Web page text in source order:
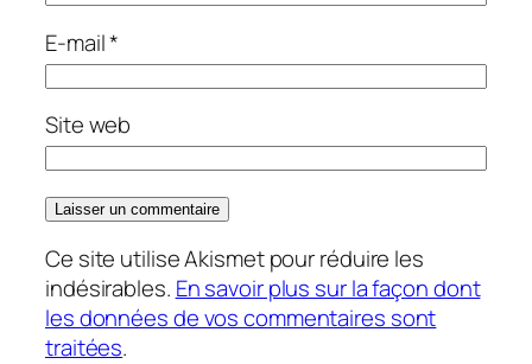
E-mail*
Site web
Ce site utilise Akismet pour réduire les
indésirables. En savoir plus sur la façon dont
les données de vos commentaires sont
traitées.